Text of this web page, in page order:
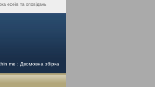
есеїв та оповідань
me : Двомовна збірка